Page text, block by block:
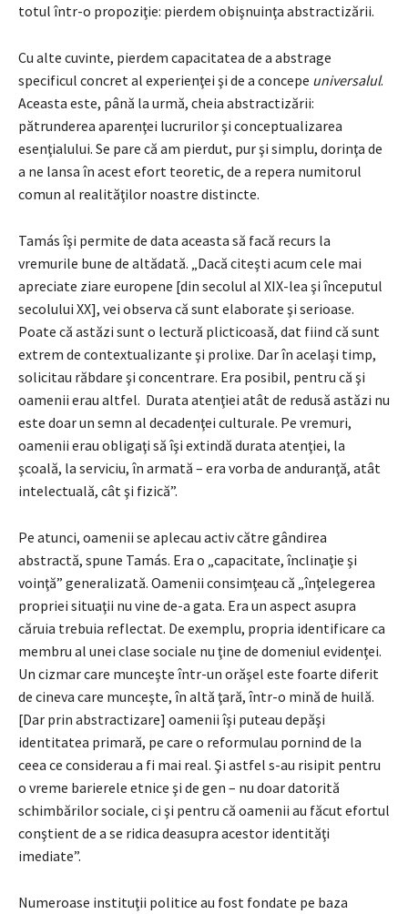
totul într-o propoziţie: pierdem obişnuinţa abstractizării.
Cu alte cuvinte, pierdem capacitatea de a abstrage
specificul concret al experienţei şi de a concepe universalul.
Aceasta este, până la urmă, cheia abstractizării:
pătrunderea aparenţei lucrurilor şi conceptualizarea
esenţialului. Se pare că am pierdut, pur şi simplu, dorinţa de
a ne lansa în acest efort teoretic, de a repera numitorul
comun al realităţilor noastre distincte.
Tamás îşi permite de data aceasta să facă recurs la
vremurile bune de altădată. „Dacă citeşti acum cele mai
apreciate ziare europene [din secolul al XIX-lea şi începutul
secolului XX], vei observa că sunt elaborate şi serioase.
Poate că astăzi sunt o lectură plicticoasă, dat fiind că sunt
extrem de contextualizante şi prolixe. Dar în acelaşi timp,
solicitau răbdare şi concentrare. Era posibil, pentru că şi
oamenii erau altfel. Durata atenţiei atât de redusă astăzi nu
este doar un semn al decadenţei culturale. Pe vremuri,
oamenii erau obligaţi să îşi extindă durata atenţiei, la
şcoală, la serviciu, în armată – era vorba de anduranţă, atât
intelectuală, cât şi fizică”.
Pe atunci, oamenii se aplecau activ către gândirea
abstractă, spune Tamás. Era o „capacitate, înclinaţie şi
voinţă” generalizată. Oamenii consimţeau că „înţelegerea
propriei situaţii nu vine de-a gata. Era un aspect asupra
căruia trebuia reflectat. De exemplu, propria identificare ca
membru al unei clase sociale nu ţine de domeniul evidenţei.
Un cizmar care munceşte într-un orăşel este foarte diferit
de cineva care munceşte, în altă ţară, într-o mină de huilă.
[Dar prin abstractizare] oamenii îşi puteau depăşi
identitatea primară, pe care o reformulau pornind de la
ceea ce considerau a fi mai real. Şi astfel s-au risipit pentru
o vreme barierele etnice şi de gen – nu doar datorită
schimbărilor sociale, ci şi pentru că oamenii au făcut efortul
conştient de a se ridica deasupra acestor identităţi
imediate”.
Numeroase instituţii politice au fost fondate pe baza